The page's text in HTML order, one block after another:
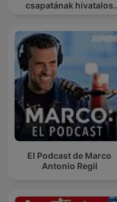
csapatának hivatalos
El Podcast de Marco
Antonio Regil